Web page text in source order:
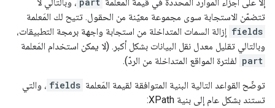
تتضمّن الاستجابة سوى مجموعة معيّنة من الحقول. تتيح لك المَعلمة
fields إزالة السمات المتداخلة من استجابة واجهة برمجة التطبيقات،
وبالتالي تقليل معدل نقل البيانات بشكل أكبر. (لا يمكن استخدام المَعلمة
part لفلترة المواقع المتداخلة من الردّ).
توضّح القواعد التالية البنية المتوافقة لقيمة المَعلمة fields ، والتي
تستند بشكل عام إلى بنية XPath
: